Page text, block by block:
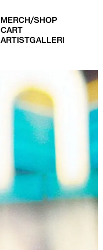
MERCH/SHOP
CART
ARTISTGALLERI